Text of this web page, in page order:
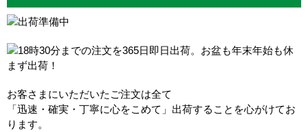
お客さまにいただいたご注文は全て
「迅速・確実・丁寧に心をこめて」出荷することを心がけてお
ります。